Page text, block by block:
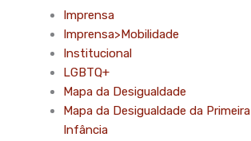
Imprensa
Imprensa>Mobilidade
Institucional
LGBTQ+
Mapa da Desigualdade
Mapa da Desigualdade da Primeira
Infância